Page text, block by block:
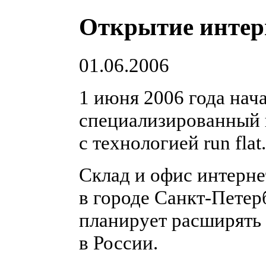
Открытие
01.06.2006
1 июня 2006 года
с технологией run flat.
Склад и офис
в городе Санкт-
планирует
в России.